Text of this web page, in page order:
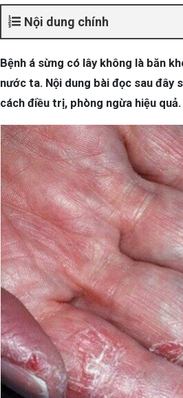
Nội dung chính
Bệnh á sừng có lây không là băn
nước ta. Nội dung bài đọc sau đây
cách điều trị, phòng ngừa hiệu quả.